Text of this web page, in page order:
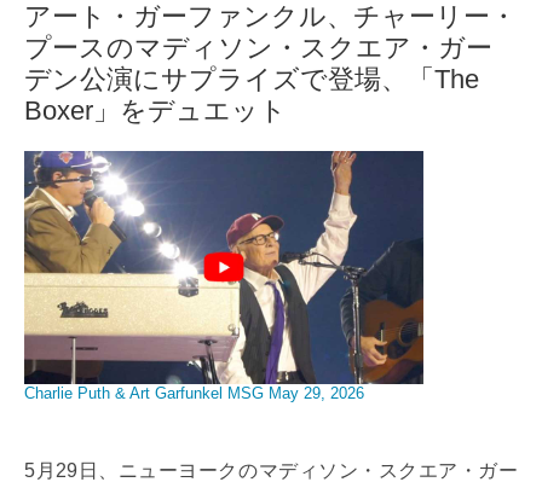
アート・ガーファンクル、チャーリー・
プースのマディソン・スクエア・ガー
デン公演にサプライズで登場、「The
Boxer」をデュエット
Charlie Puth & Art Garfunkel MSG May 29, 2026
5月29日、ニューヨークのマディソン・スクエア・ガー